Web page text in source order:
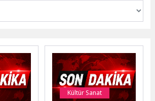
Kültür Sanat